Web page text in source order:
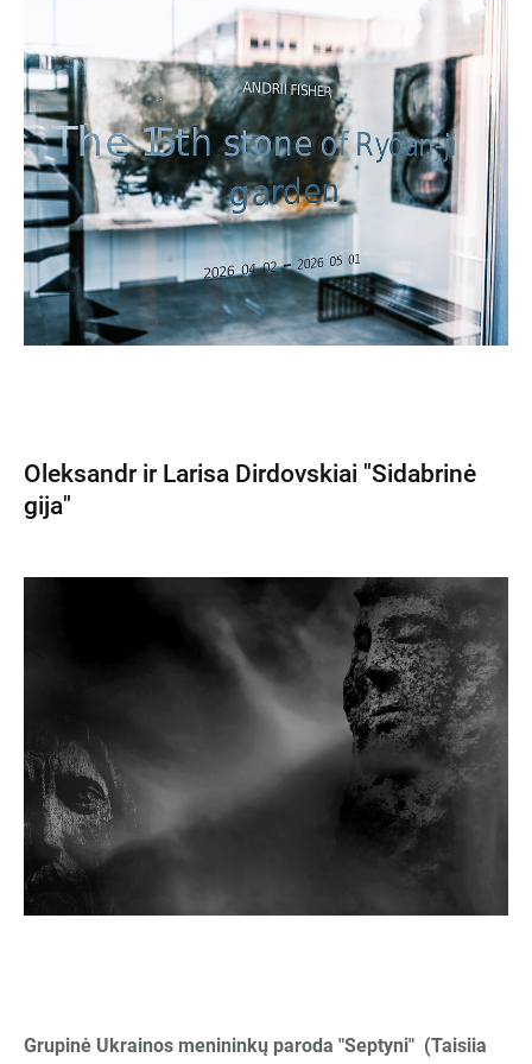
Oleksandr ir Larisa Dirdovskiai "Sidabrinė
gija"
Grupinė Ukrainos menininkų paroda "Septyni" (Taisiia